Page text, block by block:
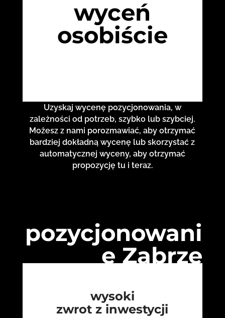
wyceń
osobiście
Uzyskaj wycenę pozycjonowania, w
zależności od potrzeb, szybko lub szybciej.
Możesz z nami porozmawiać, aby otrzymać
bardziej dokładną wycenę lub skorzystać z
automatycznej wyceny, aby otrzymać
propozycję tu i teraz.
pozycjonowani
e Zabrze
wysoki
zwrot z inwestycji